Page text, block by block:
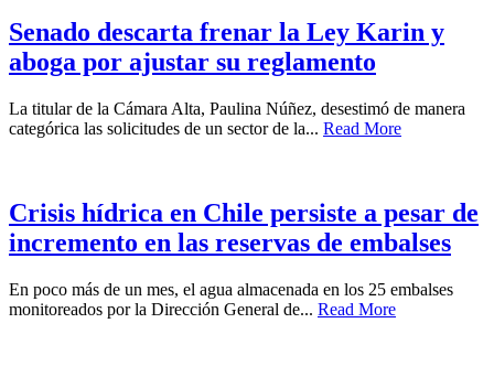
Senado descarta frenar la Ley Karin y
aboga por ajustar su reglamento
La titular de la Cámara Alta, Paulina Núñez, desestimó de manera
categórica las solicitudes de un sector de la... Read More
Crisis hídrica en Chile persiste a pesar de
incremento en las reservas de embalses
En poco más de un mes, el agua almacenada en los 25 embalses
monitoreados por la Dirección General de... Read More